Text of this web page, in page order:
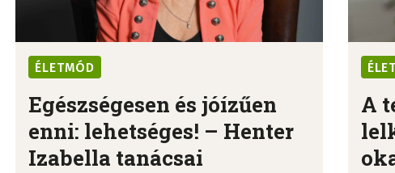
ÉLETMÓD
Egészségesen és jóízűen
enni: lehetséges! – Henter
Izabella tanácsai
A